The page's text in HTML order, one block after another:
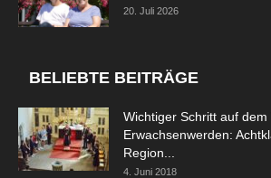
20. Juli 2026
BELIEBTE BEITRÄGE
Wichtiger Schritt auf dem
Erwachsenwerden:
Region...
4. Juni 2018